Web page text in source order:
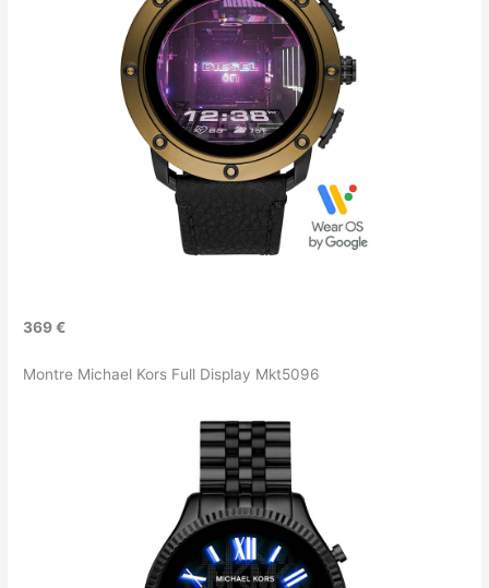
369 €
Montre Michael Kors Full Display Mkt5096